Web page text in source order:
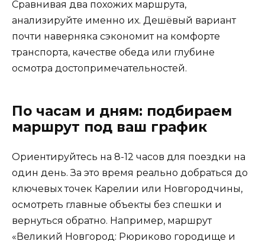
Сравнивая два похожих маршрута,
анализируйте именно их. Дешёвый вариант
почти наверняка сэкономит на комфорте
транспорта, качестве обеда или глубине
осмотра достопримечательностей.
По часам и дням: подбираем
маршрут под ваш график
Ориентируйтесь на 8-12 часов для поездки на
один день. За это время реально добраться до
ключевых точек Карелии или Новгородчины,
осмотреть главные объекты без спешки и
вернуться обратно. Например, маршрут
«Великий Новгород: Рюриково городище и